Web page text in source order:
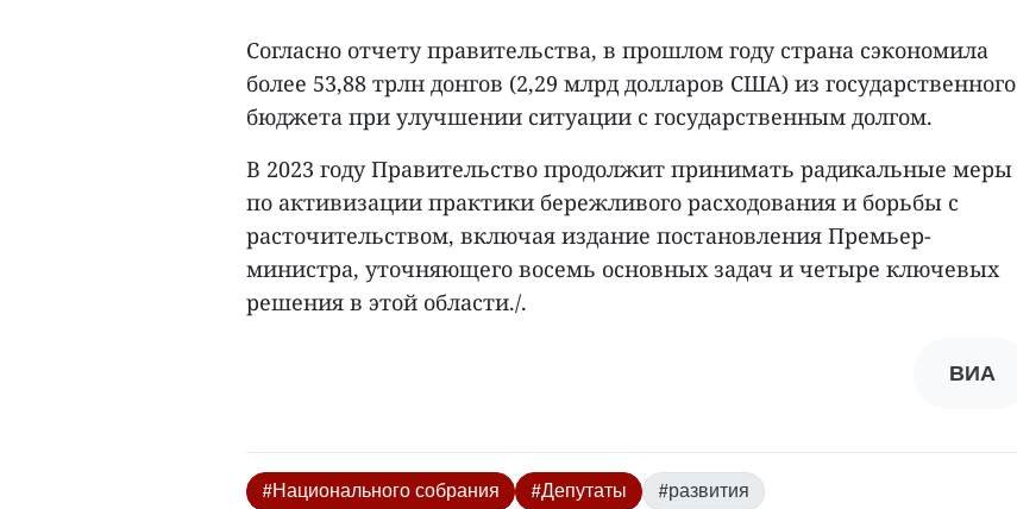
Согласно отчету правительства, в прошлом году страна сэкономила
более 53,88 трлн донгов (2,29 млрд долларов США) из государственного
бюджета при улучшении ситуации с государственным долгом.
В 2023 году Правительство продолжит принимать радикальные меры
по активизации практики бережливого расходования и борьбы с
расточительством, включая издание постановления Премьер-
министра, уточняющего восемь основных задач и четыре ключевых
решения в этой области./.
ВИА
#Национального собрания #Депутаты
#развития